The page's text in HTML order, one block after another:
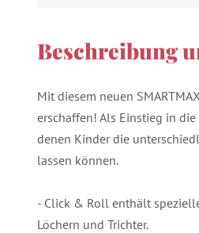
Beschreibung
Mit diesem neuen
erschaffen! Als Einstieg in
denen Kinder die
lassen können.
- Click & Roll enthält
Löchern und Trichter.